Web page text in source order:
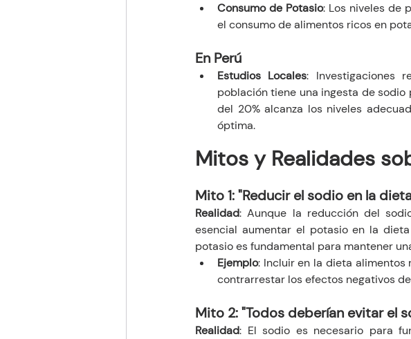
Consumo de Potasio: Los niveles de
el consumo de alimentos ricos en
En Perú
Estudios Locales: Investigaciones
población tiene una ingesta de
del 20% alcanza los niveles
óptima.
Mitos y Realidades
Mito 1: "Reducir el sodio en la
Realidad: Aunque la reducción del
esencial aumentar el potasio en la
potasio es fundamental para mantener
Ejemplo: Incluir en la dieta
contrarrestar los efectos negativos
Mito 2: "Todos deberían evitar el
Realidad: El sodio es necesario para